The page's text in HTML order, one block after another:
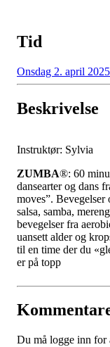
Tid
Onsdag 2. april
Beskrivelse
Instruktør: Sylvia
ZUMBA®: 60
dansearter og dans
moves”.
salsa, samba,
bevegelser fra
uansett alder og
til en time der du
er på topp
Du må logge inn for